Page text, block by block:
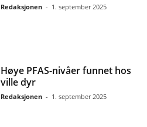
Redaksjonen - 1. september 2025
Høye PFAS-nivåer funnet hos
ville dyr
Redaksjonen - 1. september 2025